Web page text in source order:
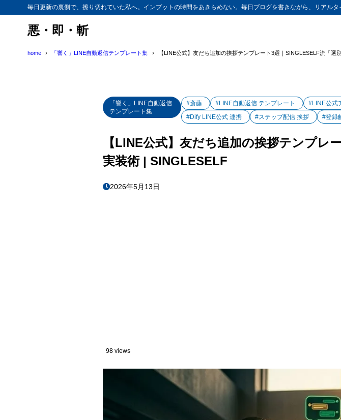
毎日更新の裏側で、擦り切れていた私へ。インプットの時間をあきらめない。毎日ブログを書きながら、リアル
悪・即・斬
home 「響く」LINE自動返信テンプレート集 【LINE公式】友だち追加の挨拶テンプレート3選｜SINGLESELF流「選
「響く」LINE自動返信
テンプレート集
#斎藤 #LINE自動返信 テンプレート #LINE公式
#Dify LINE公式 連携
#ステップ配信 挨拶 #登録
【LINE公式】友だち追加の挨拶テンプレ
実装術 | SINGLESELF
2026年5月13日
98 views